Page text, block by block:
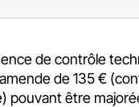
de contrôle
de 135 €
pouvant être